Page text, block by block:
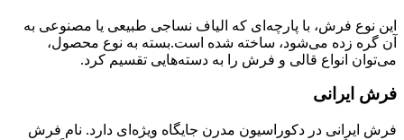
این نوع فرش، با پارچه‌ای که الیاف نساجی طبیعی یا مصنوعی به
آن گره زده می‌شود، ساخته شده است.بسته به نوع محصول،
می‌توان انواع قالی و فرش را به دسته‌هایی تقسیم کرد.
فرش ایرانی
فرش ایرانی در دکوراسیون مدرن جایگاه ویژه‌ای دارد. نام فرش